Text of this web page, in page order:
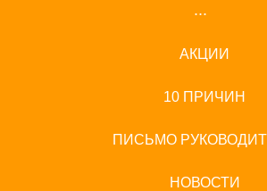
...
АКЦИИ
10 ПРИЧИН
ПИСЬМО
НОВОСТИ